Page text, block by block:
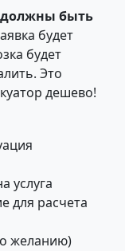
должны быть
будет
будет
Это
дешево!
услуга
для расчета
желанию)